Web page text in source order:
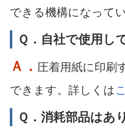
できる機構になって
Ｑ．自社で使用し
Ａ． 圧着用紙に印刷
できます。詳しくは
Ｑ．消耗部品はあ